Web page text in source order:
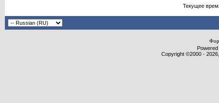
Текущее
Copyright ©2000 -